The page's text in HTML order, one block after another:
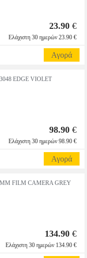
23.90 €
Ελάχιστη 30 ημερών 23.90 €
Αγορά
EDGE VIOLET
98.90 €
Ελάχιστη 30 ημερών 98.90 €
Αγορά
FILM CAMERA GREY
134.90 €
Ελάχιστη 30 ημερών 134.90 €